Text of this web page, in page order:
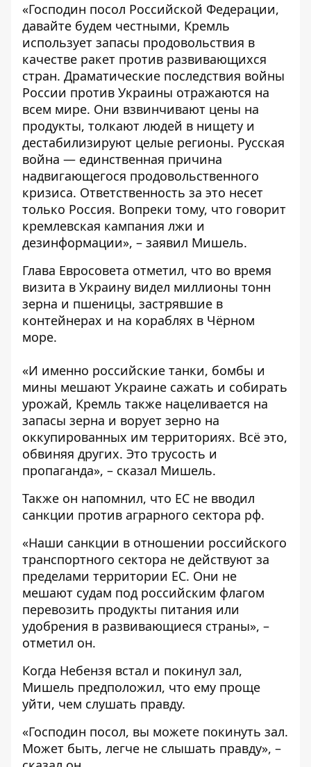
«Господин посол Российской Федерации,
давайте будем честными, Кремль
использует запасы продовольствия в
качестве ракет против развивающихся
стран. Драматические последствия войны
России против Украины отражаются на
всем мире. Они взвинчивают цены на
продукты, толкают людей в нищету и
дестабилизируют целые регионы. Русская
война — единственная причина
надвигающегося продовольственного
кризиса. Ответственность за это несет
только Россия. Вопреки тому, что говорит
кремлевская кампания лжи и
дезинформации», – заявил Мишель.
Глава Евросовета отметил, что во время
визита в Украину видел миллионы тонн
зерна и пшеницы, застрявшие в
контейнерах и на кораблях в Чёрном
море.
«И именно российские танки, бомбы и
мины мешают Украине сажать и собирать
урожай, Кремль также нацеливается на
запасы зерна и ворует зерно на
оккупированных им территориях. Всё это,
обвиняя других. Это трусость и
пропаганда», – сказал Мишель.
Также он напомнил, что ЕС не вводил
санкции против аграрного сектора рф.
«Наши санкции в отношении российского
транспортного сектора не действуют за
пределами территории ЕС. Они не
мешают судам под российским флагом
перевозить продукты питания или
удобрения в развивающиеся страны», –
отметил он.
Когда Небензя встал и покинул зал,
Мишель предположил, что ему проще
уйти, чем слушать правду.
«Господин посол, вы можете покинуть зал.
Может быть, легче не слышать правду», –